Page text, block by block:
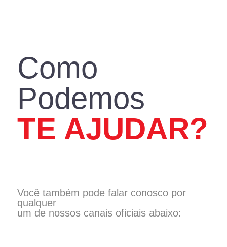
Como
Podemos
TE AJUDAR?
Você também pode falar conosco por
qualquer
um de nossos canais oficiais abaixo: